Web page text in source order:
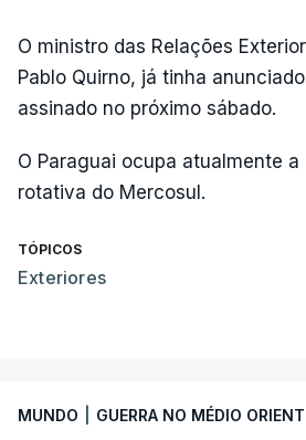
O ministro das Relações
Pablo Quirno, já tinha
assinado no próximo sábado.
O Paraguai ocupa atualmente a
rotativa do Mercosul.
TÓPICOS
Exteriores
MUNDO GUERRA NO MÉDIO